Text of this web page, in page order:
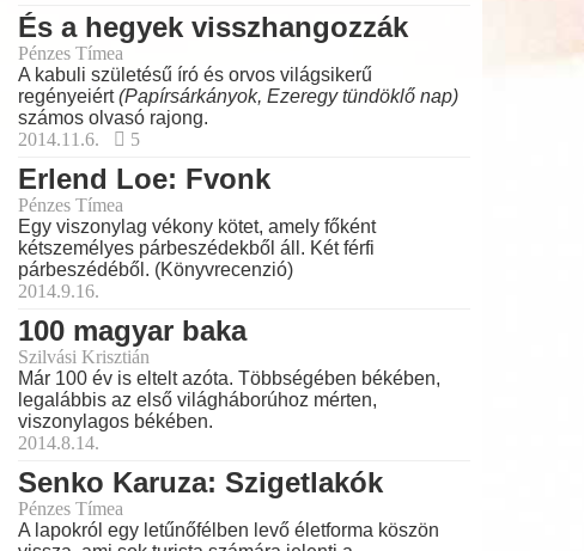
És a hegyek visszhangozzák
Pénzes Tímea
A kabuli születésű író és orvos világsikerű
regényeiért(Papírsárkányok, Ezeregy tündöklő nap)
számos olvasó rajong.
2014.11.6.
5
Erlend Loe: Fvonk
Pénzes Tímea
Egy viszonylag vékony kötet, amely főként
kétszemélyes párbeszédekből áll. Két férfi
párbeszédéből. (Könyvrecenzió)
2014.9.16.
100 magyar baka
Szilvási Krisztián
Már 100 év is eltelt azóta. Többségében békében,
legalábbis az első világháborúhoz mérten,
viszonylagos békében.
2014.8.14.
Senko Karuza: Szigetlakók
Pénzes Tímea
A lapokról egy letűnőfélben levő életforma köszön